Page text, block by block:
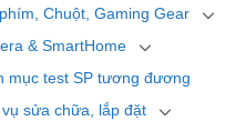
Chuột, Gaming Gear
& SmartHome
mục test SP tương đương
vụ sửa chữa, lắp đặt